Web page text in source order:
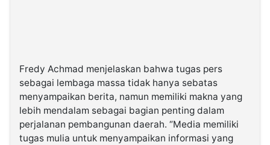
Fredy Achmad menjelaskan bahwa tugas pers
sebagai lembaga massa tidak hanya sebatas
menyampaikan berita, namun memiliki makna yang
lebih mendalam sebagai bagian penting dalam
perjalanan pembangunan daerah. “Media memiliki
tugas mulia untuk menyampaikan informasi yang